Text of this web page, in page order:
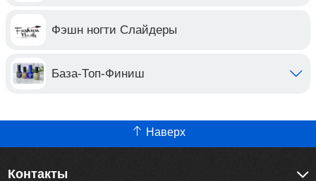
Фэшн ногти Слайдеры
База-Топ-Финиш
Наверх
Контакты